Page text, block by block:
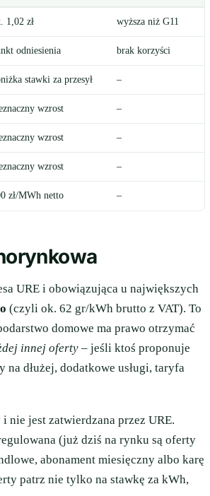
1,02 zł wyższa niż G11
odniesienia brak korzyści
stawki za przesył –
wzrost –
wzrost –
wzrost –
zł/MWh netto –
URE i obowiązująca u największych
(czyli ok. 62 gr/kWh brutto z VAT). To
domowe ma prawo otrzymać
innej oferty – jeśli ktoś proponuje
dłużej, dodatkowe usługi, taryfa
nie jest zatwierdzana przez URE.
(już dziś na rynku są oferty
abonament miesięczny albo karę
patrz nie tylko na stawkę za kWh,